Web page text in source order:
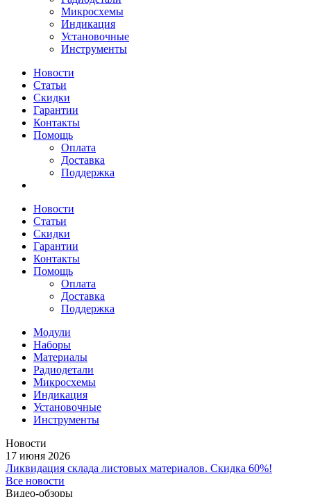
Микросхемы
Индикация
Установочные
Инструменты
Новости
Статьи
Скидки
Гарантии
Контакты
Помощь
Оплата
Доставка
Поддержка
Новости
Статьи
Скидки
Гарантии
Контакты
Помощь
Оплата
Доставка
Поддержка
Модули
Наборы
Материалы
Радиодетали
Микросхемы
Индикация
Установочные
Инструменты
Новости
17 июня 2026
Ликвидация склада листовых материалов. Скидка 60%!
Все новости
Видео-обзоры